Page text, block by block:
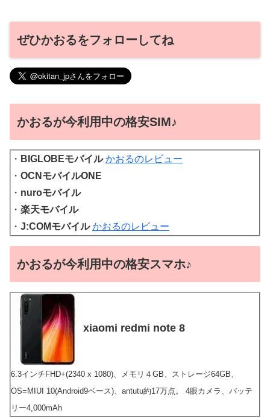
ぜひかおるをフォローしてね
かおるが今利用中の格安SIM♪
・ BIGLOBEモバイル かおるのレビュー
・ OCNモバイルONE
・ nuroモバイル
・ 楽天モバイル
・ J:COMモバイル かおるのレビュー
かおるが今利用中の格安スマホ♪
xiaomi redmi note 8
6.3インチFHD+(2340 x 1080)、メモリ４GB、ストレージ64GB、
OS=MIUI 10(Android9ベース)、antutu約17万点。 4眼カメラ、バッテ
リー4,000mAh